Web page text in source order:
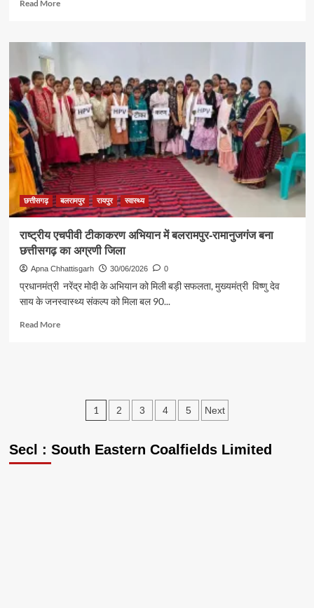
Read More
अवैध
एवं
भंडारण
पर
खनिज
विभाग
की
बड़ी
कार्रवाई
छत्तीसगढ़ बलरामपुर रायपुर स्वास्थ्य
राष्ट्रीय एचपीवी टीकाकरण अभियान में बलरामपुर-रामानुजगंज बना
छत्तीसगढ़ का अग्रणी जिला
Apna Chhattisgarh 30/06/2026 0
प्रधानमंत्री नरेंद्र मोदी के अभियान को मिली बड़ी सफलता, मुख्यमंत्री विष्णु देव
साय के जनस्वास्थ्य संकल्प को मिला बल 90...
Read MoreRead
रामानुजगंज
बना
Posts
1 2 3 4 5 Next
Secl : South Eastern Coalfields Limited